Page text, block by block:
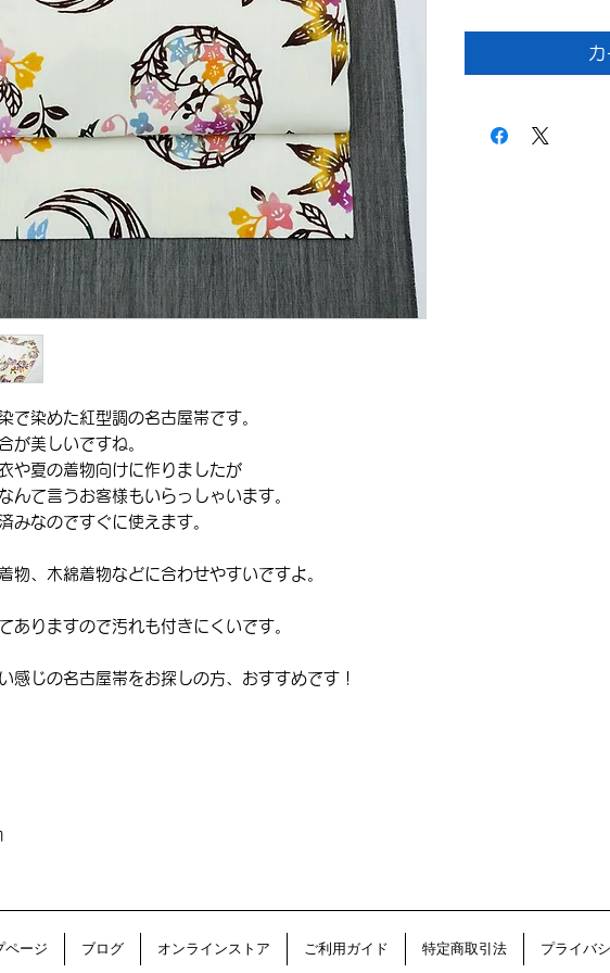
で染めた紅型調の名古屋帯です。
が美しいですね。
や夏の着物向けに作りましたが
んて言うお客様もいらっしゃいます。
みなのですぐに使えます。
物、木綿着物などに合わせやすいですよ。
ありますので汚れも付きにくいです。
感じの名古屋帯をお探しの方、おすすめです！
カ
ページ ブログ オンラインストア ご利用ガイド 特定商取引法 プライバ